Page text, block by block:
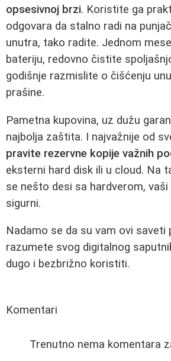
opsesivnoj brzi. Koristite ga
odgovara da stalno radi na
unutra, tako radite. Jednom
bateriju, redovno čistite
godišnje razmislite o čišćenju
prašine.
Pametna kupovina, uz dužu
najbolja zaštita. I najvažnije od
pravite rezervne kopije važnih
eksterni hard disk ili u cloud. Na
se nešto desi sa hardverom,
sigurni.
Nadamo se da su vam ovi saveti
razumete svog digitalnog
dugo i bezbrižno koristiti.
Komentari
Trenutno nema komentara